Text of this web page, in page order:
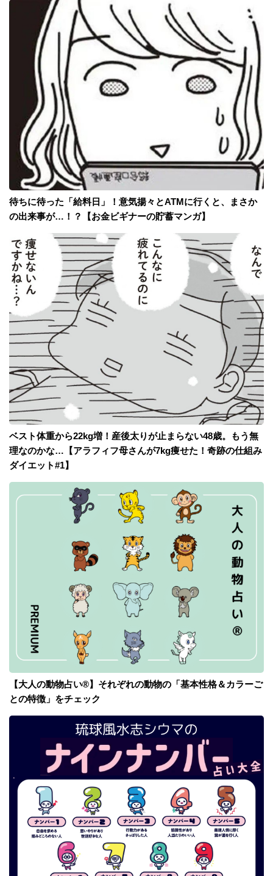
待ちに待った「給料日」！意気揚々とATMに行くと、まさか
の出来事が…！？【お金ビギナーの貯蓄マンガ】
ベスト体重から22kg増！産後太りが止まらない48歳。もう無
理なのかな…【アラフィフ母さんが7kg痩せた！奇跡の仕組み
ダイエット#1】
【大人の動物占い®】それぞれの動物の「基本性格＆カラーご
との特徴」をチェック